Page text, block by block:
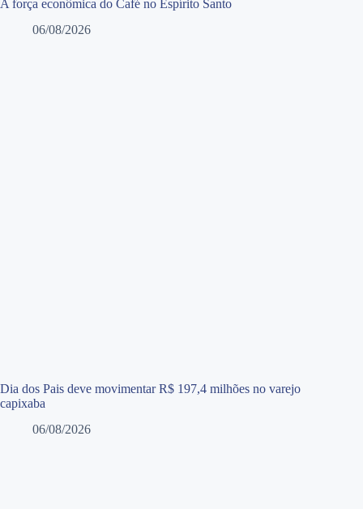
A força econômica do Café no Espírito Santo
06/08/2026
Dia dos Pais deve movimentar R$ 197,4 milhões no varejo
capixaba
06/08/2026